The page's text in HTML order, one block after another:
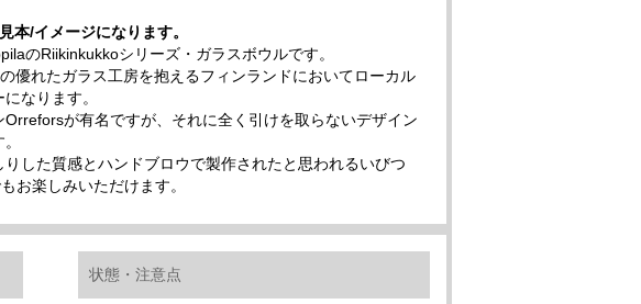
本/イメージになります。
のRiikinkukkoシリーズ・ガラスボウルです。
優れたガラス工房を抱えるフィンランドにおいてローカル
なります。
が有名ですが、それに全く引けを取らないデザイン
した質感とハンドブロウで製作されたと思われるいびつ
お楽しみいただけます。
状態・注意点